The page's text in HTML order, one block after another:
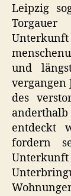
Leipzig
und
vergangen
des
entdeckt
fordern
Unterkunft